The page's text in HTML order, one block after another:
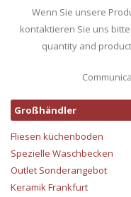
Wenn Sie unsere
kontaktieren Sie uns
quantity and
Großhändler
Fliesen küchenboden
Spezielle Waschbecken
Outlet Sonderangebot
Keramik Frankfurt